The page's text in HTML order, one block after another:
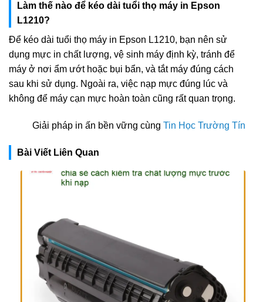
Làm thế nào để kéo dài tuổi thọ máy in Epson
L1210?
Để kéo dài tuổi thọ máy in Epson L1210, bạn nên sử
dụng mực in chất lượng, vệ sinh máy định kỳ, tránh để
máy ở nơi ẩm ướt hoặc bụi bẩn, và tắt máy đúng cách
sau khi sử dụng. Ngoài ra, việc nạp mực đúng lúc và
không để máy cạn mực hoàn toàn cũng rất quan trọng.
Giải pháp in ấn bền vững cùng Tin Học Trường Tín
Bài Viết Liên Quan